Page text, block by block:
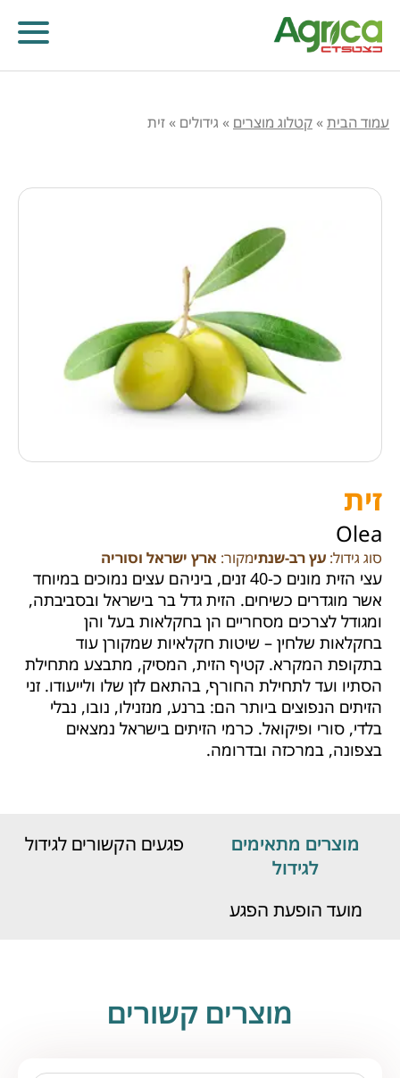
קוטלי עשבים
קוטלי מחלות
קוטלי חרקים
מווסתי צמיחה
דישון עלוותי וביוסטימולנטים
זרעים
שונות
עמוד הבית»קטלוג מוצרים » גידולים »זית
זית
Olea
סוג גידול: עץ רב-שנתימקור: ארץ ישראל וסוריה
עצי הזית מונים כ-40 זנים, ביניהם עצים נמוכים במיוחד
אשר מוגדרים כשיחים. הזית גדל בר בישראל ובסביבתה,
ומגודל לצרכים מסחריים הן בחקלאות בעל והן
בחקלאות שלחין – שיטות חקלאיות שמקורן עוד
בתקופת המקרא. קטיף הזית, המסיק, מתבצע מתחילת
הסתיו ועד לתחילת החורף, בהתאם לזן שלו ולייעודו. זני
הזיתים הנפוצים ביותר הם: ברנע, מנזנילו, נובו, נבלי
בלדי, סורי ופיקואל. כרמי הזיתים בישראל נמצאים
בצפונה, במרכזה ובדרומה.
מוצרים מתאימים
לגידול
פגעים הקשורים לגידול
מועד הופעת הפגע
מוצרים קשורים